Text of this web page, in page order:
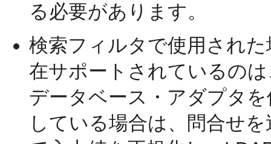
る必要があります。
検索フィルタで使用され
在サポートされているの
データベース・アダプタ
している場合は、問合せ